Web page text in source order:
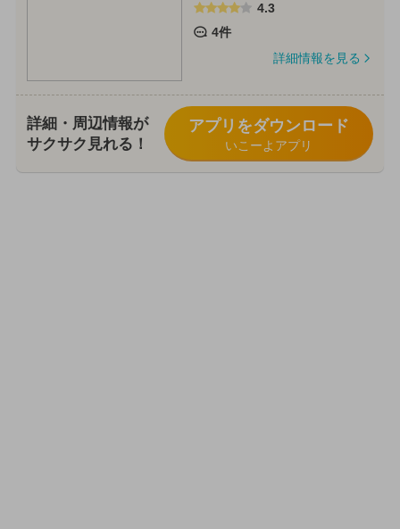
4.3
4件
詳細情報を見る
詳細・周辺情報が
サクサク見れる！
アプリをダウンロード
いこーよアプリ